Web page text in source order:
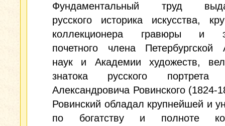
Фундаментальный труд
русского историка искусства,
коллекционера гравюры и
почетного члена Петербургской
наук и Академии художеств,
знатока русского портрета
Александровича Ровинского (1824-
Ровинский обладал крупнейшей и
по богатству и полноте